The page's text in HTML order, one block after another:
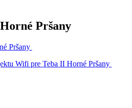
Pršany
Pršany
Wifi pre Teba II Horné Pršany